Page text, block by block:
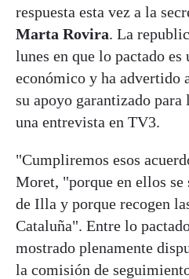
respuesta esta vez a la
Marta Rovira. La
lunes en que lo pactado es
económico y ha advertido
su apoyo garantizado para
una entrevista en TV3.
"Cumpliremos esos
Moret, "porque en ellos se
de Illa y porque recogen
Cataluña". Entre lo
mostrado plenamente
la comisión de